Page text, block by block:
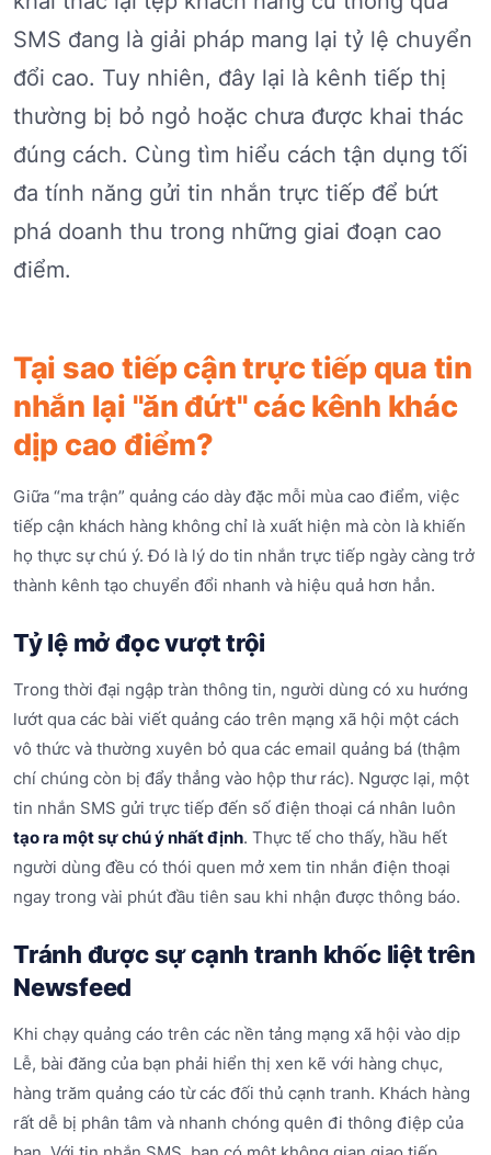
SMS đang là giải pháp mang lại tỷ lệ chuyển
đổi cao. Tuy nhiên, đây lại là kênh tiếp thị
thường bị bỏ ngỏ hoặc chưa được khai thác
đúng cách. Cùng tìm hiểu cách tận dụng tối
đa tính năng gửi tin nhắn trực tiếp để bứt
phá doanh thu trong những giai đoạn cao
điểm.
Tại sao tiếp cận trực tiếp qua tin
nhắn lại "ăn đứt" các kênh khác
dịp cao điểm?
Giữa “ma trận” quảng cáo dày đặc mỗi mùa cao điểm, việc
tiếp cận khách hàng không chỉ là xuất hiện mà còn là khiến
họ thực sự chú ý. Đó là lý do tin nhắn trực tiếp ngày càng trở
thành kênh tạo chuyển đổi nhanh và hiệu quả hơn hẳn.
Tỷ lệ mở đọc vượt trội
Trong thời đại ngập tràn thông tin, người dùng có xu hướng
lướt qua các bài viết quảng cáo trên mạng xã hội một cách
vô thức và thường xuyên bỏ qua các email quảng bá (thậm
chí chúng còn bị đẩy thẳng vào hộp thư rác). Ngược lại, một
tin nhắn SMS gửi trực tiếp đến số điện thoại cá nhân luôn
tạo ra một sự chú ý nhất định. Thực tế cho thấy, hầu hết
người dùng đều có thói quen mở xem tin nhắn điện thoại
ngay trong vài phút đầu tiên sau khi nhận được thông báo.
Tránh được sự cạnh tranh khốc liệt trên
Newsfeed
Khi chạy quảng cáo trên các nền tảng mạng xã hội vào dịp
Lễ, bài đăng của bạn phải hiển thị xen kẽ với hàng chục,
hàng trăm quảng cáo từ các đối thủ cạnh tranh. Khách hàng
rất dễ bị phân tâm và nhanh chóng quên đi thông điệp của